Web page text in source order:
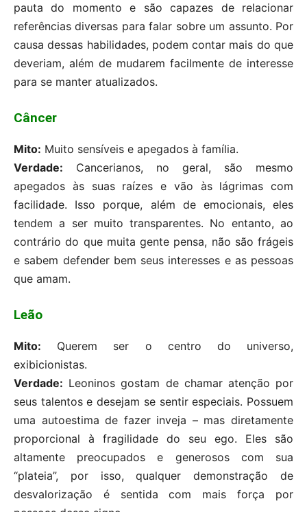
pauta do momento e são capazes de relacionar
referências diversas para falar sobre um assunto. Por
causa dessas habilidades, podem contar mais do que
deveriam, além de mudarem facilmente de interesse
para se manter atualizados.
Câncer
Mito: Muito sensíveis e apegados à família.
Verdade: Cancerianos, no geral, são mesmo
apegados às suas raízes e vão às lágrimas com
facilidade. Isso porque, além de emocionais, eles
tendem a ser muito transparentes. No entanto, ao
contrário do que muita gente pensa, não são frágeis
e sabem defender bem seus interesses e as pessoas
que amam.
Leão
Mito: Querem ser o centro do universo,
exibicionistas.
Verdade: Leoninos gostam de chamar atenção por
seus talentos e desejam se sentir especiais. Possuem
uma autoestima de fazer inveja – mas diretamente
proporcional à fragilidade do seu ego. Eles são
altamente preocupados e generosos com sua
“plateia”, por isso, qualquer demonstração de
desvalorização é sentida com mais força por